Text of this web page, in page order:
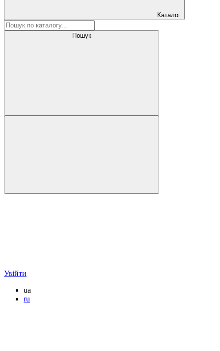
Каталог
Пошук
Увійти
ua
ru